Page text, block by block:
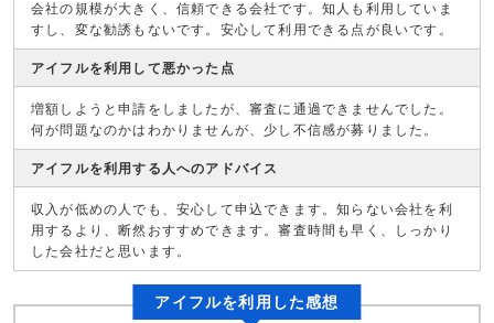
会社の規模が大きく、信頼できる会社です。知人も利用していま
すし、変な勧誘もないです。安心して利用できる点が良いです。
アイフルを利用して悪かった点
増額しようと申請をしましたが、審査に通過できませんでした。
何が問題なのかはわかりませんが、少し不信感が募りました。
アイフルを利用する人へのアドバイス
収入が低めの人でも、安心して申込できます。知らない会社を利
用するより、断然おすすめできます。審査時間も早く、しっかり
した会社だと思います。
アイフルを利用した感想